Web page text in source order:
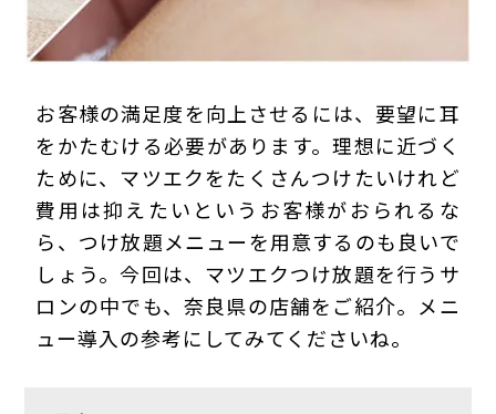
プライバシーポリシー
お客様の満足度を向上させるには、要望に耳
をかたむける必要があります。理想に近づく
ために、マツエクをたくさんつけたいけれど
費用は抑えたいというお客様がおられるな
ら、つけ放題メニューを用意するのも良いで
しょう。今回は、マツエクつけ放題を行うサ
ロンの中でも、奈良県の店舗をご紹介。メニ
ュー導入の参考にしてみてくださいね。